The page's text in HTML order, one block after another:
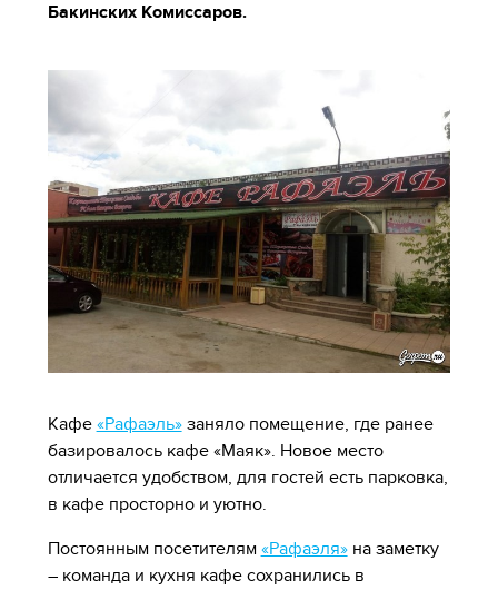
Бакинских Комиссаров.
Кафе «Рафаэль»заняло помещение, где ранее
базировалось кафе «Маяк». Новое место
отличается удобством, для гостей есть парковка,
в кафе просторно и уютно.
Постоянным посетителям «Рафаэля»на заметку
– команда и кухня кафе сохранились в